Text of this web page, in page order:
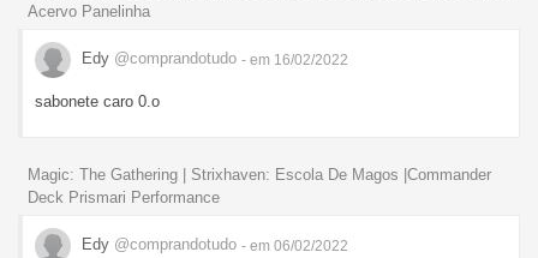
Acervo Panelinha
Edy @comprandotudo - em 16/02/2022
sabonete caro 0.o
Magic: The Gathering | Strixhaven: Escola De Magos |Commander
Deck Prismari Performance
Edy @comprandotudo - em 06/02/2022